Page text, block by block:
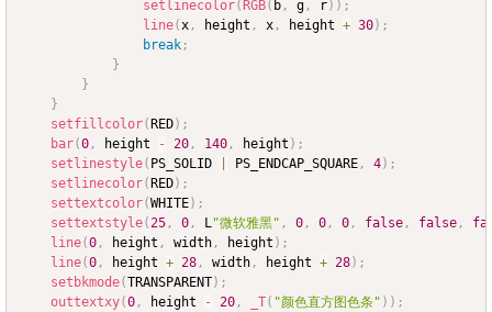
setlinecolor(RGB( b , g , r) ) ;
line( x , height , x , height + 30) ;
break ;
}
}
}
setfillcolor(RED) ;
bar(0 , height - 20 , 140 , height ) ;
setlinestyle( PS_SOLID PS_ENDCAP_SQUARE , 4) ;
setlinecolor(RED) ;
settextcolor(WHITE) ;
settextstyle( 25 , 0 , L "微软雅黑" , 0 , 0 , 0 , false , false ,
line(0 , height , width , height ) ;
line(0 , height + 28 , width , height + 28) ;
setbkmode(TRANSPARENT) ;
outtextxy(0 , height - 20 , _T( "颜色直方图色条" ) ) ;